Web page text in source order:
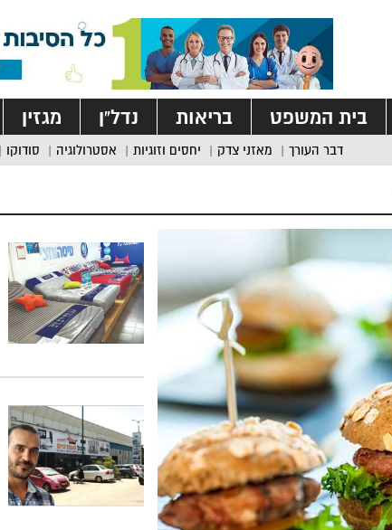
בית המשפט בריאות נדל”ן מגזין
דבר העורך מאזני צדק יחסים וזוגיות אסטרולוגיה סודוקו